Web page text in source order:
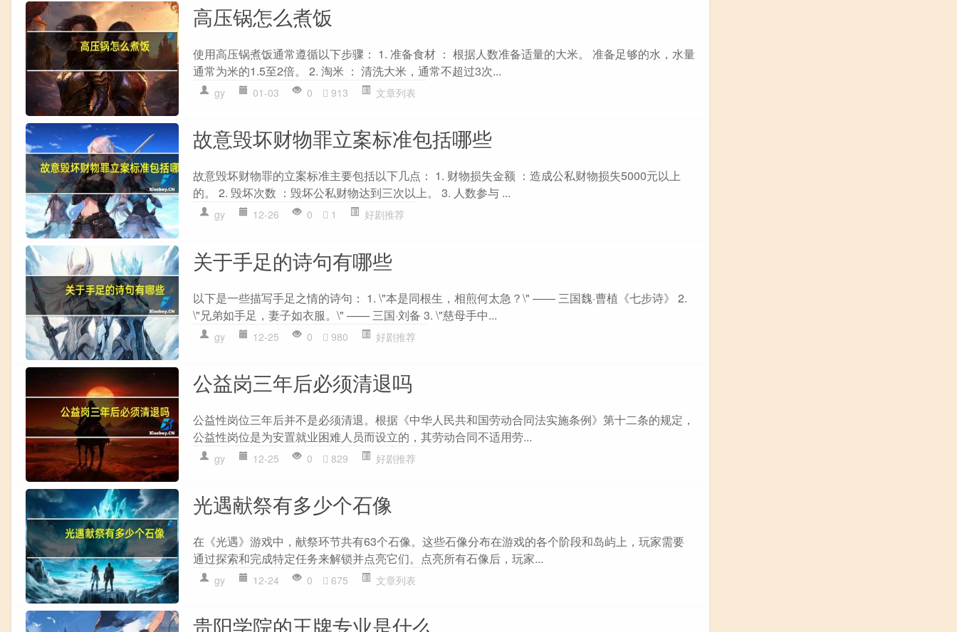
高压锅怎么煮饭
使用高压锅煮饭通常遵循以下步骤： 1. 准备食材 ： 根据人数准备适量的大米。 准备足够的水，水量
通常为米的1.5至2倍。 2. 淘米 ： 清洗大米，通常不超过3次...
gy 01-03 0 913 文章列表
故意毁坏财物罪立案标准包括哪些
故意毁坏财物罪的立案标准主要包括以下几点： 1. 财物损失金额 ：造成公私财物损失5000元以上
的。 2. 毁坏次数 ：毁坏公私财物达到三次以上。 3. 人数参与 ...
gy 12-26 0 1 好剧推荐
关于手足的诗句有哪些
以下是一些描写手足之情的诗句： 1. \"本是同根生，相煎何太急？\" —— 三国魏·曹植《七步诗》 2.
\"兄弟如手足，妻子如衣服。\" —— 三国·刘备 3. \"慈母手中...
gy 12-25 0 980 好剧推荐
公益岗三年后必须清退吗
公益性岗位三年后并不是必须清退。根据《中华人民共和国劳动合同法实施条例》第十二条的规定，
公益性岗位是为安置就业困难人员而设立的，其劳动合同不适用劳...
gy 12-25 0 829 好剧推荐
光遇献祭有多少个石像
在《光遇》游戏中，献祭环节共有63个石像。这些石像分布在游戏的各个阶段和岛屿上，玩家需要
通过探索和完成特定任务来解锁并点亮它们。点亮所有石像后，玩家...
gy 12-24 0 675 文章列表
贵阳学院的王牌专业是什么